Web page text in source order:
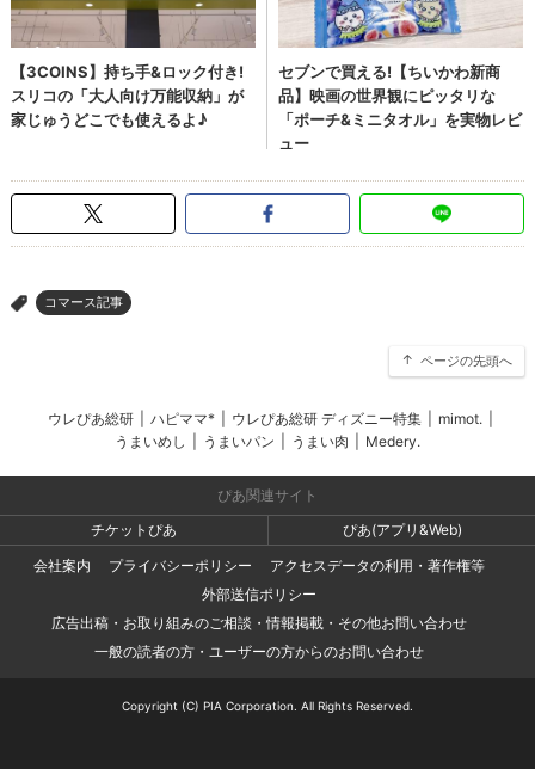
> コマース記事
ページの先頭へ
ウレぴあ総研 ハピママ* ウレぴあ総研 ディズニー特集 mimot.
うまいめし
うまいパン うまい肉 Medery.
ぴあ関連サイト
チケットぴあ
ぴあ(アプリ&Web)
会社案内
プライバシーポリシー
アクセスデータの利用・著作権等
外部送信ポリシー
広告出稿・お取り組みのご相談・情報掲載・その他お問い合わせ
一般の読者の方・ユーザーの方からのお問い合わせ
Copyright (C) PIA Corporation. All Rights Reserved.